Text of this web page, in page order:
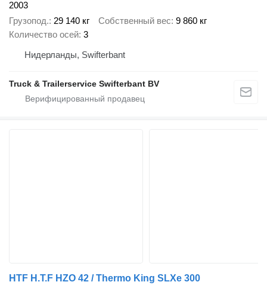
2003
Грузопод. 29 140 кг Собственный вес 9 860 кг
Количество осей 3
Нидерланды, Swifterbant
Truck & Trailerservice Swifterbant BV
HTF H.T.F HZO 42 / Thermo King SLXe 300